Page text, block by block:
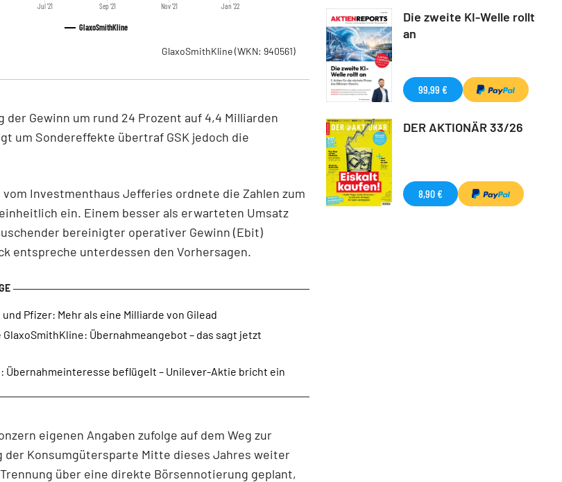
GlaxoSmithKline
Jul '21 Sep '21 Nov '21 Jan '22
GlaxoSmithKline(WKN: 940561)
Gewinn um rund 24 Prozent auf 4,4 Milliarden
um Sondereffekte übertraf GSK jedoch die
vom Investmenthaus Jefferies ordnete die Zahlen zum
ein. Einem besser als erwarteten Umsatz
bereinigter operativer Gewinn (Ebit)
entspreche unterdessen den Vorhersagen.
Pfizer: Mehr als eine Milliarde von Gilead
Übernahmeangebot – das sagt jetzt
Übernahmeinteresse beflügelt – Unilever-Aktie bricht ein
eigenen Angaben zufolge auf dem Weg zur
der Konsumgütersparte Mitte dieses Jahres weiter
über eine direkte Börsennotierung geplant,
Die zweite KI-Welle rollt
an
99,99 €
DER AKTIONÄR 33/26
8,90 €